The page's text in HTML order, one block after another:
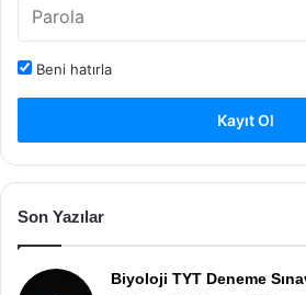
Beni hatırla
Kayıt Ol
Son Yazılar
Biyoloji TYT Deneme